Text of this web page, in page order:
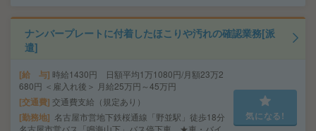
ナンバープレートに付着したほこりや汚れの確認業務[派
遣]
給 与 時給1430円 日額平均1万1080円/月額23万2
680円 ＜雇入れ後＞ 月給25万円～45万円
交通費 交通費支給（規定あり）
勤務地 名古屋市営地下鉄桜通線「野並駅」徒歩18分
気になる!